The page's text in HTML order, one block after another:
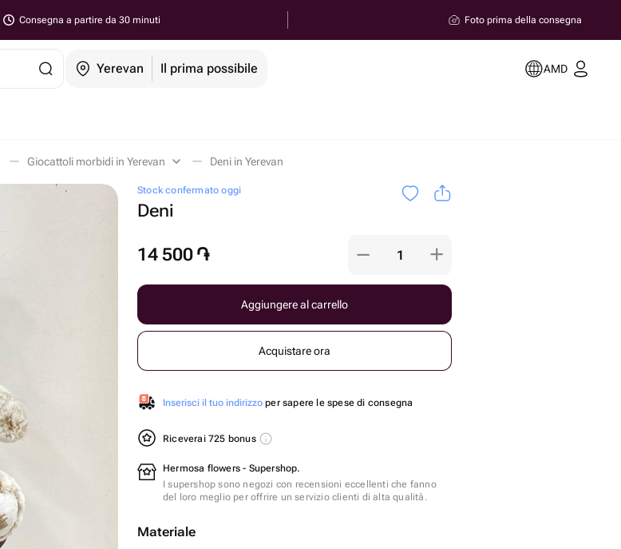
Consegna a partire da 30 minuti Foto prima della consegna
Yerevan Il prima possibile AMD
Giocattoli morbidi in Yerevan Deni in Yerevan
Stock confermato oggi
Deni
14 500 ֏
Aggiungere al carrello
Acquistare ora
Inserisci il tuo indirizzo per sapere le spese di consegna
Riceverai 725 bonus
Hermosa flowers - Supershop.
I supershop sono negozi con recensioni eccellenti che fanno
del loro meglio per offrire un servizio clienti di alta qualità.
Materiale